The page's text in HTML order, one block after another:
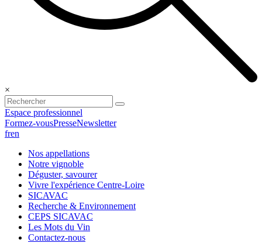
×
Espace professionnel
Formez-vousPresseNewsletter
fren
Nos appellations
Notre vignoble
Déguster, savourer
Vivre l'expérience Centre-Loire
SICAVAC
Recherche & Environnement
CEPS SICAVAC
Les Mots du Vin
Contactez-nous